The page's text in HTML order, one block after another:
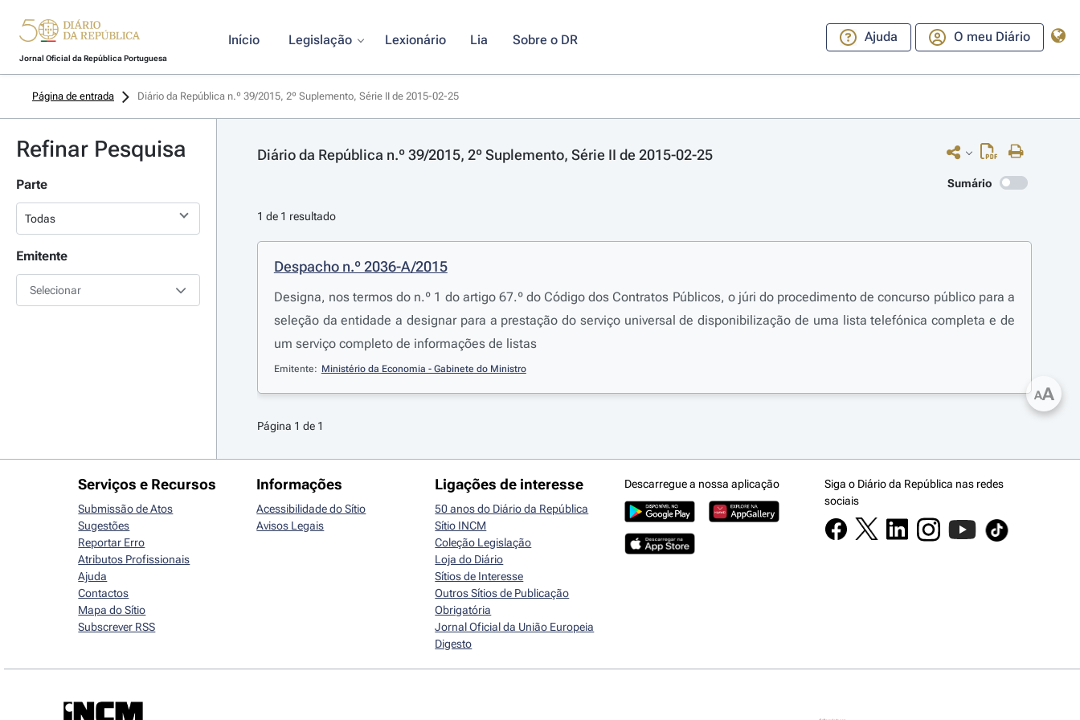
Jornal Oficial da República Portuguesa
Início Legislação Lexionário Lia Sobre o DR Ajuda O meu Diário
Página de entrada Diário da República n.º 39/2015, 2º Suplemento, Série II de 2015-02-25
Refinar Pesquisa
Parte
Emitente
Selecionar
Diário da República n.º 39/2015, 2º Suplemento, Série II de 2015-02-25
Sumário
1 de 1 resultado
Despacho n.º 2036-A/2015
Designa, nos termos do n.º 1 do artigo 67.º do Código dos Contratos Públicos, o júri do procedimento de concurso público para a
seleção da entidade a designar para a prestação do serviço universal de disponibilização de uma lista telefónica completa e de
um serviço completo de informações de listas
Emitente: Ministério da Economia - Gabinete do Ministro
Página 1 de 1
AA
Serviços e Recursos
Submissão de Atos
Sugestões
Reportar Erro
Atributos Profissionais
Ajuda
Contactos
Mapa do Sítio
Subscrever RSS
Informações
Acessibilidade do Sítio
Avisos Legais
Ligações de interesse
50 anos do Diário da República
Sítio INCM
Coleção Legislação
Loja do Diário
Sítios de Interesse
Outros Sítios de Publicação
Obrigatória
Jornal Oficial da União Europeia
Digesto
Descarregue a nossa aplicação
Siga o Diário da República nas redes
sociais